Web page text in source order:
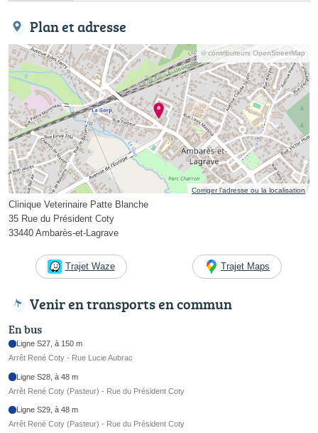
Plan et adresse
© contributeurs OpenStreetMap
Corriger l’adresse ou la localisation
Clinique Veterinaire Patte Blanche
35 Rue du Président Coty
33440 Ambarès-et-Lagrave
Trajet Waze Trajet Maps
Venir en transports en commun
En bus
Ligne S27, à 150 m
Arrêt René Coty - Rue Lucie Aubrac
Ligne S28, à 48 m
Arrêt René Coty (Pasteur) - Rue du Président Coty
Ligne S29, à 48 m
Arrêt René Coty (Pasteur) - Rue du Président Coty